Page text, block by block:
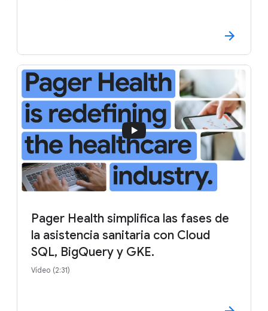
Pager Health simplifica las fases de
la asistencia sanitaria con Cloud
SQL, BigQuery y GKE.
Vídeo (2:31)